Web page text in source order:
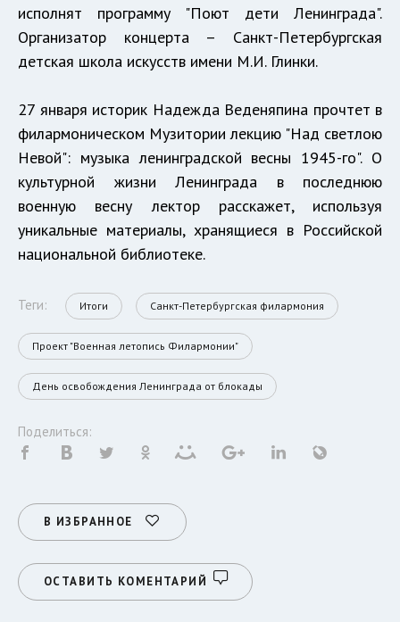
исполнят программу "Поют дети Ленинграда".
Организатор концерта – Санкт-Петербургская
детская школа искусств имени М.И. Глинки.
27 января историк Надежда Веденяпина прочтет в
филармоническом Музитории лекцию "Над светлою
Невой": музыка ленинградской весны 1945-го". О
культурной жизни Ленинграда в последнюю
военную весну лектор расскажет, используя
уникальные материалы, хранящиеся в Российской
национальной библиотеке.
Теги: Итоги Санкт-Петербургская филармония
Проект "Военная летопись Филармонии"
День освобождения Ленинграда от блокады
Поделиться:
В ИЗБРАННОЕ
ОСТАВИТЬ КОМЕНТАРИЙ